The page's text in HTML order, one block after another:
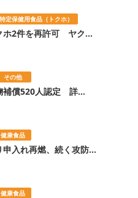
特定保健用食品（トクホ）
ホ2件を再許可 ヤク...
その他
補償520人認定 詳...
健康食品
申入れ再燃、続く攻防...
健康食品